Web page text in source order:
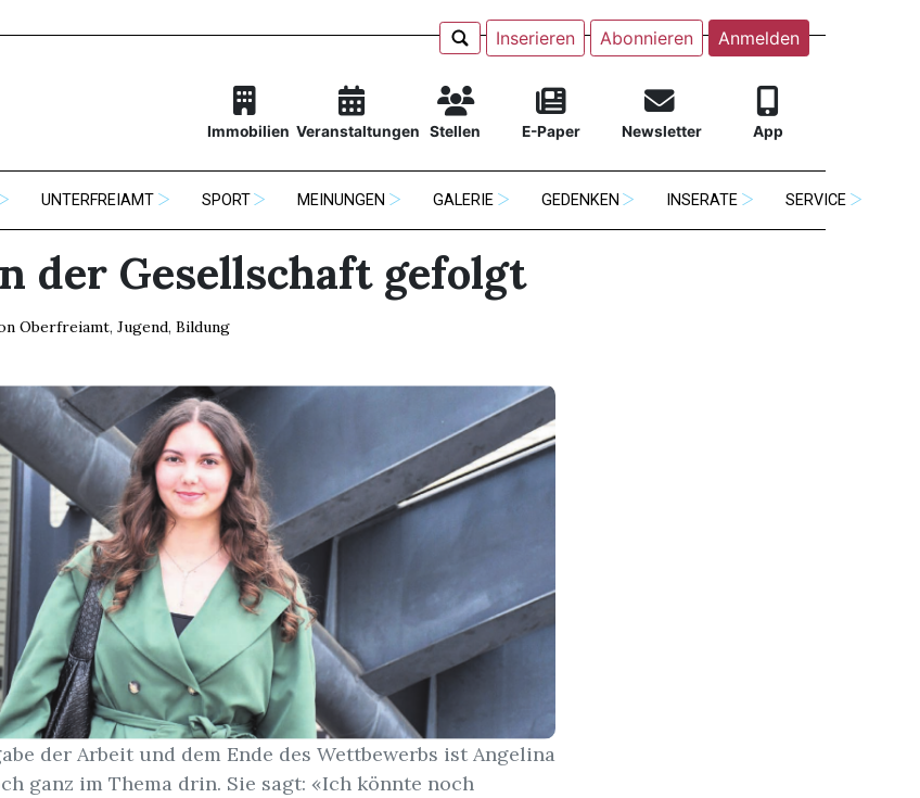
Inserieren Abonnieren Anmelden
Immobilien Veranstaltungen Stellen E-Paper Newsletter App
UNTERFREIAMT SPORT MEINUNGEN GALERIE GEDENKEN INSERATE SERVICE
der Gesellschaft gefolgt
Oberfreiamt, Jugend, Bildung
der Arbeit und dem Ende des Wettbewerbs ist Angelina
ganz im Thema drin. Sie sagt: «Ich könnte noch